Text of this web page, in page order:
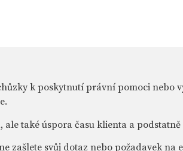
k poskytnutí právní pomoci
také úspora času klienta a
zašlete svůj dotaz nebo požadavek na